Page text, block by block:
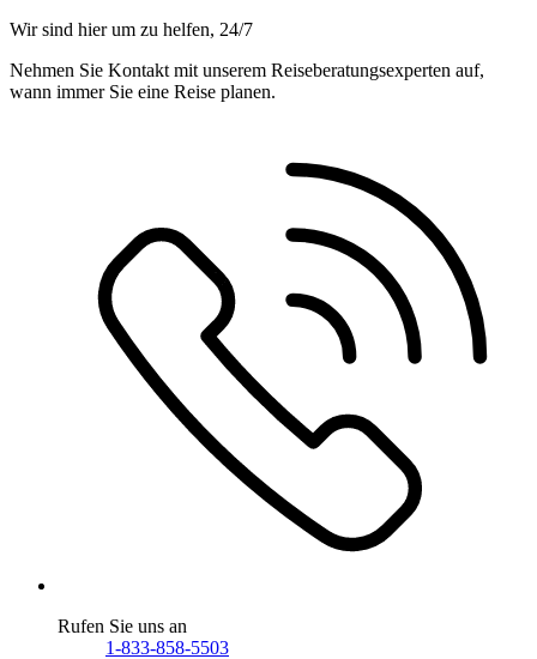
Wir sind hier um zu helfen, 24/7
Nehmen Sie Kontakt mit unserem Reiseberatungsexperten auf,
wann immer Sie eine Reise planen.
Rufen Sie uns an
1-833-858-5503